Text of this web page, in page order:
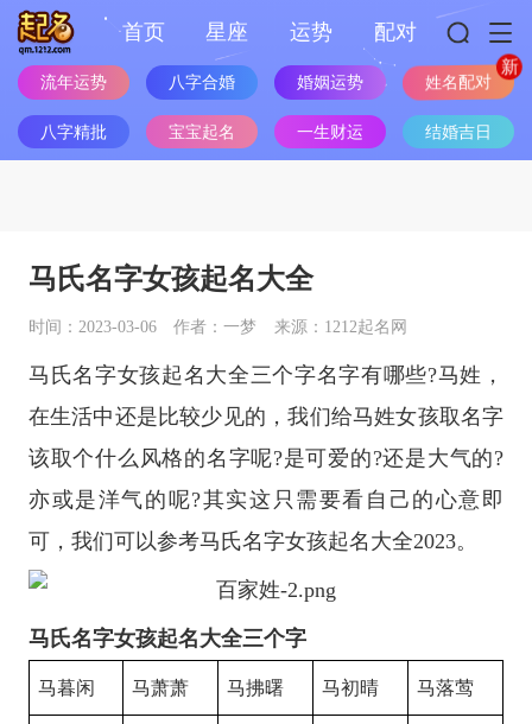
首页 星座 运势 配对
流年运势 八字合婚 婚姻运势 姓名配对
八字精批 宝宝起名 一生财运 结婚吉日
马氏名字女孩起名大全
时间：2023-03-06 作者：一梦 来源：1212起名网
马氏名字女孩起名大全三个字名字有哪些?马姓，
在生活中还是比较少见的，我们给马姓女孩取名字
该取个什么风格的名字呢?是可爱的?还是大气的?
亦或是洋气的呢?其实这只需要看自己的心意即
可，我们可以参考马氏名字女孩起名大全2023。
马氏名字女孩起名大全三个字
马暮闲 马萧萧 马拂曙 马初晴 马落莺